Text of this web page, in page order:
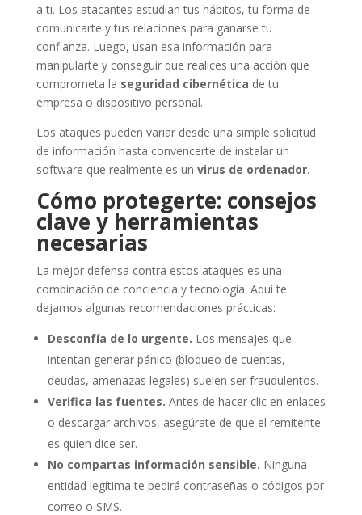
a ti. Los atacantes estudian tus hábitos, tu forma de
comunicarte y tus relaciones para ganarse tu
confianza. Luego, usan esa información para
manipularte y conseguir que realices una acción que
comprometa la seguridad cibernética de tu
empresa o dispositivo personal.
Los ataques pueden variar desde una simple solicitud
de información hasta convencerte de instalar un
software que realmente es un virus de ordenador.
Cómo protegerte: consejos
clave y herramientas
necesarias
La mejor defensa contra estos ataques es una
combinación de conciencia y tecnología. Aquí te
dejamos algunas recomendaciones prácticas:
Desconfía de lo urgente. Los mensajes que
intentan generar pánico (bloqueo de cuentas,
deudas, amenazas legales) suelen ser fraudulentos.
Verifica las fuentes. Antes de hacer clic en enlaces
o descargar archivos, asegúrate de que el remitente
es quien dice ser.
No compartas información sensible. Ninguna
entidad legítima te pedirá contraseñas o códigos por
correo o SMS.